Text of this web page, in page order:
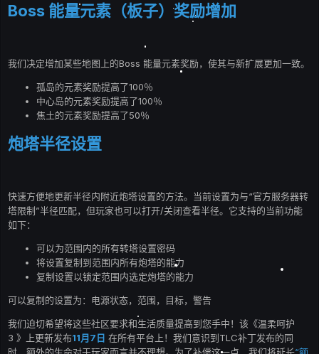
Boss 能量元素（板子）奖励增加
我们决定增加某些地图上的Boss 能量元素奖励，使其与新扩展更加一致。
孤岛的元素奖励提高了100％
中心岛的元素奖励提高了100％
焦土的元素奖励提高了50％
炮塔半径设置
快速方便地更新半径内附近炮塔设置的方法。当前设置为与“官方服务器转
塔限制”半径匹配，但玩家也可以打开/关闭查看半径。它支持的当前功能
如下：
可以为范围内的所有转塔设置密码
将设置复制到范围内所有炮塔的能力
复制设置以锁定范围内选定炮塔的能力
可以复制的设置为：电源状态，范围，目标，警告
我们迫切希望将这些社区要求和生活质量提高到您手中！该《温柔呵护
3 》上更新发布11月7日 在所有平台上！我们意识到TLC补丁发布的同